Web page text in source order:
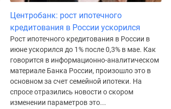
Центробанк: рост ипотечного
кредитования в России ускорился
Рост ипотечного кредитования в России в
июне ускорился до 1% после 0,3% в мае. Как
говорится в информационно-аналитическом
материале Банка России, произошло это в
основном за счет семейной ипотеки. На
спросе отразились новости о скором
изменении параметров это...